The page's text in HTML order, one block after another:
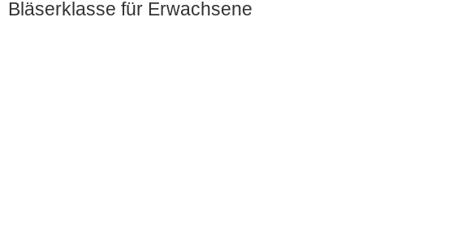
Bläserklasse für Erwachsene